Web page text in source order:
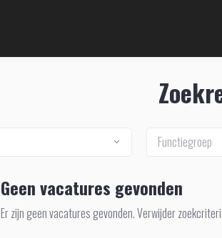
Functiegroep
Geen vacatures gevonden
Er zijn geen vacatures gevonden. Verwijder